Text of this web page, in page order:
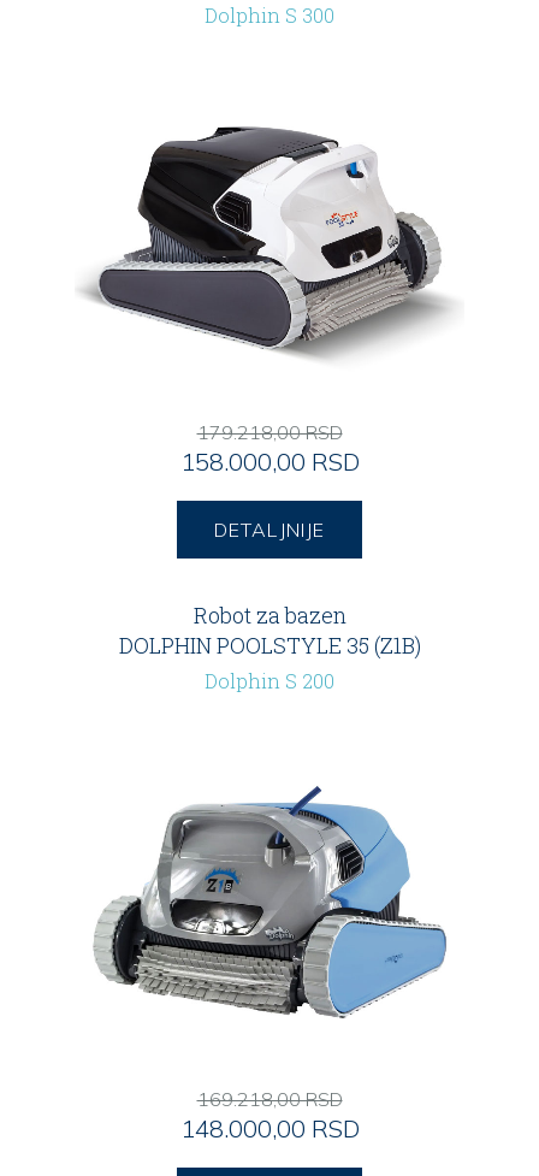
Dolphin S 300
179.218,00 RSD
158.000,00 RSD
DETALJNIJE
Robot za bazen
DOLPHIN POOLSTYLE 35 (Z1B)
Dolphin S 200
169.218,00 RSD
148.000,00 RSD